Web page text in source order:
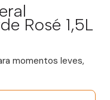
Rosé 1,5L
momentos leves,